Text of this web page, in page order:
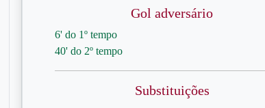
Gol adversário
6' do 1º tempo
40' do 2º tempo
Substituições